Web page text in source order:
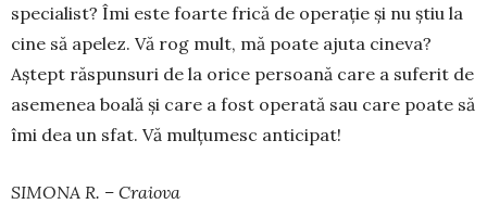
specialist? Îmi este foarte frică de operație și nu știu la
cine să apelez. Vă rog mult, mă poate ajuta cineva?
Aștept răspunsuri de la orice persoană care a suferit de
asemenea boală și care a fost operată sau care poate să
îmi dea un sfat. Vă mulțumesc anticipat!
SIMONA R. – Craiova